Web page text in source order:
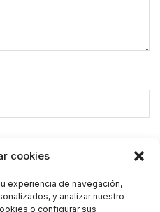
cookies
experiencia de navegación,
y analizar nuestro
o configurar sus